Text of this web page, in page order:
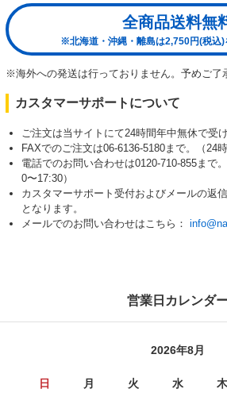
全商品送料無
※北海道・沖縄・離島は2,750円(税込)
※海外への発送は行っておりません。予めご了
カスタマーサポートについて
ご注文は当サイトにて24時間年中無休で受
FAXでのご注文は06-6136-5180まで。（24時
電話でのお問い合わせは0120-710-855まで
0〜17:30）
カスタマーサポート受付およびメールの返
となります。
メールでのお問い合わせはこちら：
営業日カレンダ
2026年8月
日 月 火 水 木